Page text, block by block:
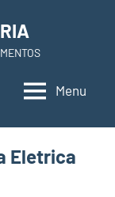
Menu
Eletrica